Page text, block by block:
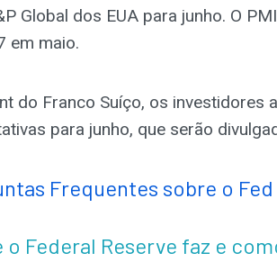
Global dos EUA para junho. O
em maio.
do Franco Suíço, os investidores
para junho, que serão
Frequentes sobre o Fed
o Federal Reserve faz e